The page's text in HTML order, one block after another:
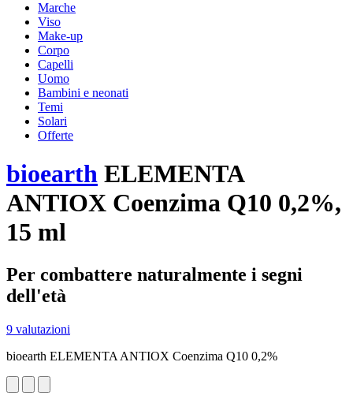
Marche
Viso
Make-up
Corpo
Capelli
Uomo
Bambini e neonati
Temi
Solari
Offerte
bioearth ELEMENTA
ANTIOX Coenzima Q10 0,2%,
15 ml
Per combattere naturalmente i segni
dell'età
9 valutazioni
bioearth ELEMENTA ANTIOX Coenzima Q10 0,2%